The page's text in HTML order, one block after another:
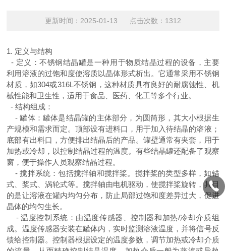
更新时间：2025-01-13 点击次数：1312
1. 定义与结构
- 定义：不锈钢结晶罐是一种用于物质结晶过程的设备，主要
利用溶液的过饱和度使溶质以晶体形式析出。它通常采用不锈钢
材质，如304或316L不锈钢，这种材质具有良好的耐腐蚀性、机
械性能和卫生性，适用于食品、医药、化工等多个行业。
-结构组成：
-罐体：罐体是结晶罐的主体部分，为圆筒形，其大小根据生
产规模和需求而定。顶部设有进料口，用于加入待结晶的溶液；
底部有出料口，方便排出结晶后的产品。罐壁通常有夹套，用于
加热或冷却，以控制结晶过程的温度。有些结晶罐还配备了观察
窗，便于操作人员观察结晶过程。
-搅拌系统：包括搅拌轴和搅拌桨。搅拌桨的类型多样，如锚
式、桨式、涡轮式等。搅拌轴由电机驱动，使搅拌桨旋转，其目
的是让溶液在罐内均匀分布，防止局部过饱和度差异过大，促进
晶体的均匀生长。
-温度控制系统：由温度传感器、控制器和加热/冷却介质组
成。温度传感器安装在罐体内，实时监测溶液温度，并将信号反
馈给控制器。控制器根据设定的温度参数，调节加热或冷却介质